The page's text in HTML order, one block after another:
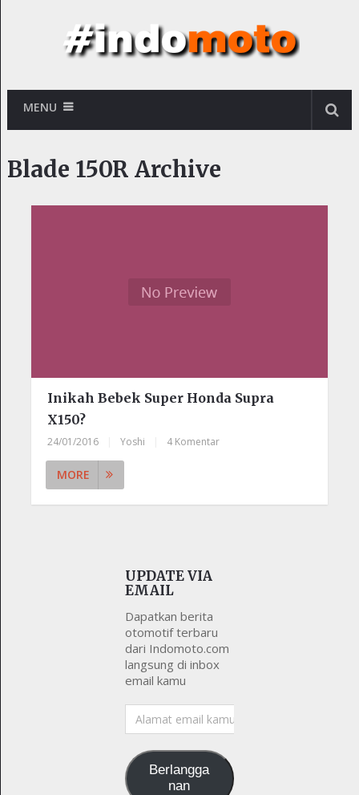
MENU
Blade 150R Archive
Inikah Bebek Super Honda Supra
X150?
24/01/2016 Yoshi 4 Komentar
MORE
UPDATE VIA
EMAIL
Dapatkan berita
otomotif terbaru
dari Indomoto.com
langsung di inbox
email kamu
Alamat
email
Berlangga
nan